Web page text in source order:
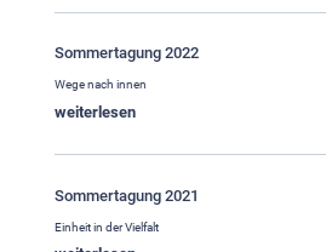
Sommertagung 2022
Wege nach innen
weiterlesen
Sommertagung 2021
Einheit in der Vielfalt